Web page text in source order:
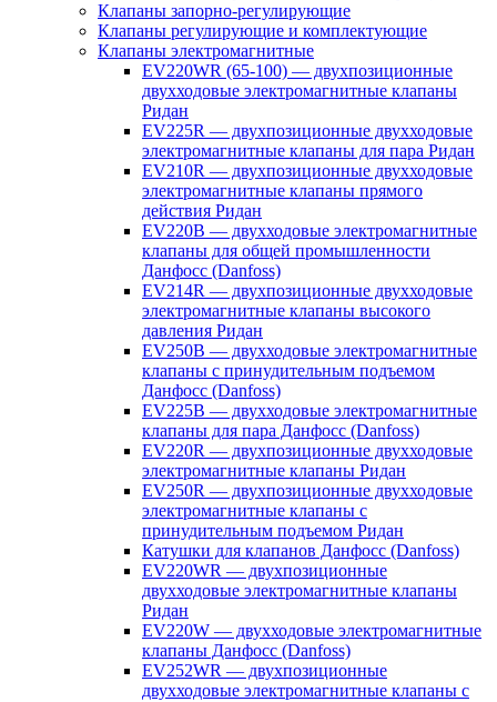
Клапаны запорно-регулирующие
Клапаны регулирующие и комплектующие
Клапаны электромагнитные
EV220WR (65-100) — двухпозиционные
двухходовые электромагнитные клапаны
Ридан
EV225R — двухпозиционные двухходовые
электромагнитные клапаны для пара Ридан
EV210R — двухпозиционные двухходовые
электромагнитные клапаны прямого
действия Ридан
EV220B — двухходовые электромагнитные
клапаны для общей промышленности
Данфосс (Danfoss)
EV214R — двухпозиционные двухходовые
электромагнитные клапаны высокого
давления Ридан
EV250B — двухходовые электромагнитные
клапаны с принудительным подъемом
Данфосс (Danfoss)
EV225B — двухходовые электромагнитные
клапаны для пара Данфосс (Danfoss)
EV220R — двухпозиционные двухходовые
электромагнитные клапаны Ридан
EV250R — двухпозиционные двухходовые
электромагнитные клапаны с
принудительным подъемом Ридан
Катушки для клапанов Данфосс (Danfoss)
EV220WR — двухпозиционные
двухходовые электромагнитные клапаны
Ридан
EV220W — двухходовые электромагнитные
клапаны Данфосс (Danfoss)
EV252WR — двухпозиционные
двухходовые электромагнитные клапаны с